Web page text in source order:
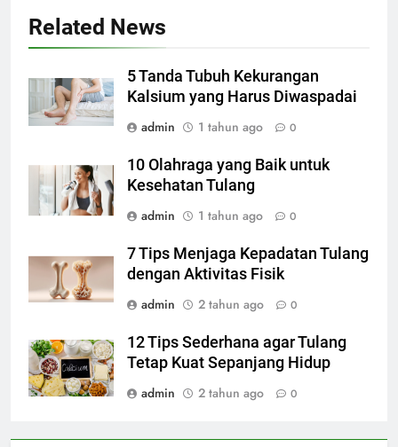
Related News
5 Tanda Tubuh Kekurangan
Kalsium yang Harus Diwaspadai
admin
1 tahun ago 0
10 Olahraga yang Baik untuk
Kesehatan Tulang
admin
1 tahun ago 0
7 Tips Menjaga Kepadatan Tulang
dengan Aktivitas Fisik
admin
2 tahun ago 0
12 Tips Sederhana agar Tulang
Tetap Kuat Sepanjang Hidup
admin
2 tahun ago 0